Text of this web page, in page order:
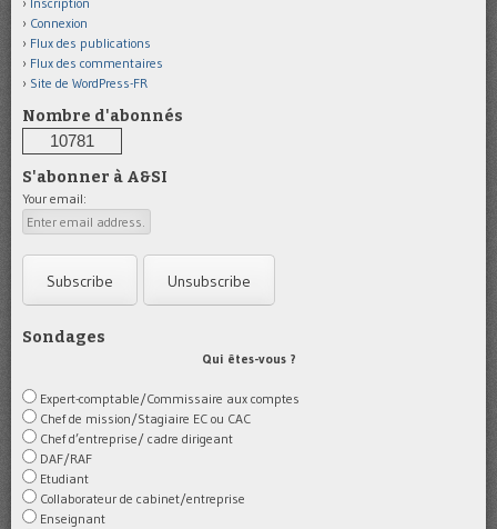
Connexion
Flux des publications
Flux des commentaires
Site de WordPress-FR
Nombre d'abonnés
10781
S'abonner à A&SI
Your email:
Sondages
Qui êtes-vous ?
Expert-comptable/Commissaire aux comptes
Chef de mission/Stagiaire EC ou CAC
Chef d’entreprise/ cadre dirigeant
DAF/RAF
Etudiant
Collaborateur de cabinet/entreprise
Enseignant